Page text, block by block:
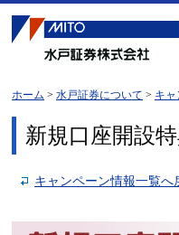
ホーム > 水戸証券について > キャ
新規口座開設
キャンペーン情報一覧へ